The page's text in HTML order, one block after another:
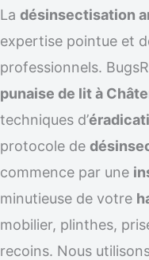
La désinsectisation
expertise pointue et
professionnels.
punaise de lit à
techniques d’
protocole de
commence par une
minutieuse de votre
mobilier, plinthes,
recoins. Nous